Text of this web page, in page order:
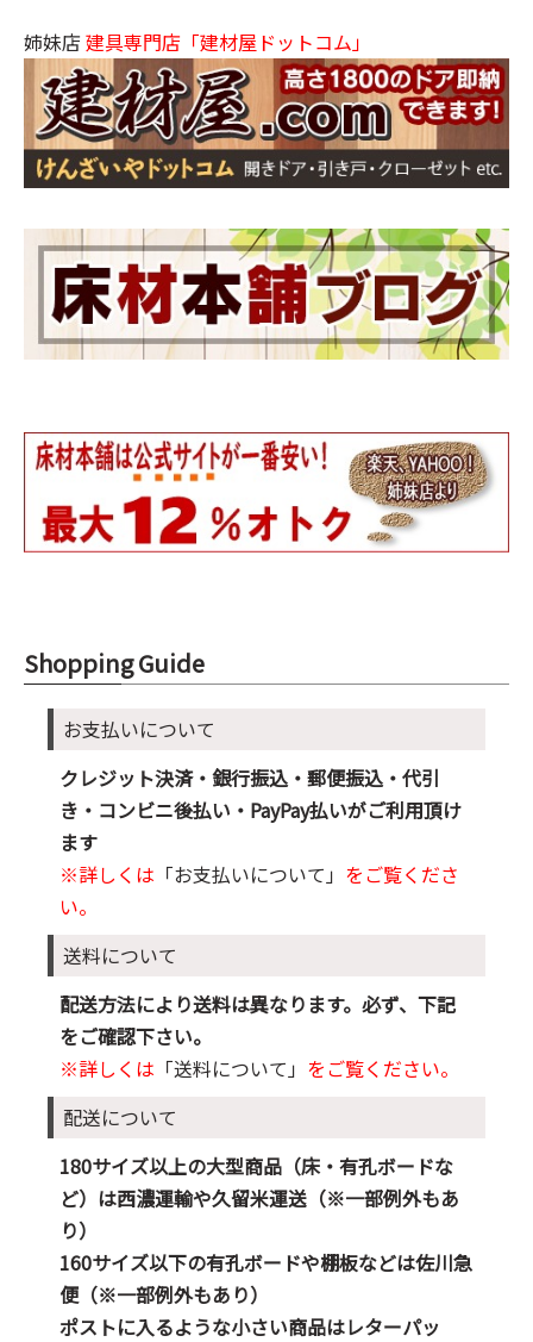
姉妹店 建具専門店「建材屋ドットコム」
Shopping Guide
お支払いについて
クレジット決済・銀行振込・郵便振込・代引
き・コンビニ後払い・PayPay払いがご利用頂け
ます
※詳しくは 「お支払いについて」 をご覧くださ
い。
送料について
配送方法により送料は異なります。必ず、下記
をご確認下さい。
※詳しくは 「送料について」 をご覧ください。
配送について
180サイズ以上の大型商品（床・有孔ボードな
ど）は西濃運輸や久留米運送（※一部例外もあ
り）
160サイズ以下の有孔ボードや棚板などは佐川急
便（※一部例外もあり）
ポストに入るような小さい商品はレターパッ